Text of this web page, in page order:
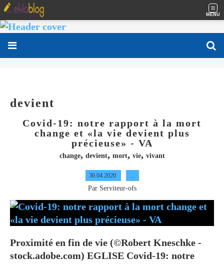
MENU
devient
Covid-19: notre rapport à la mort
change et «la vie devient plus
précieuse» - VA
change, devient, mort, vie, vivant
30.04.2020 …
Par Serviteur-ofs
Proximité en fin de vie (©Robert Kneschke -
stock.adobe.com) EGLISE Covid-19: notre